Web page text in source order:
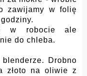
zawijamy w folię
w robocie ale
do chleba.
Drobno
złoto na oliwie z